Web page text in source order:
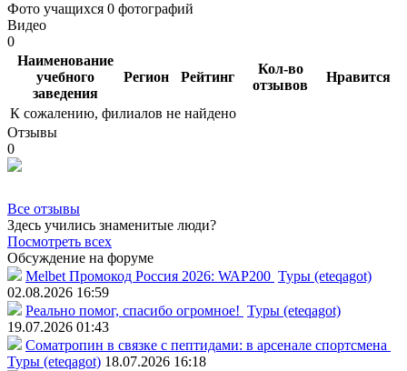
Фото учащихся 0 фотографий
Видео
0
Наименование
учебного
заведения
Регион Рейтинг
Кол-во
отзывов
Нравится
К сожалению, филиалов не найдено
Отзывы
0
Все отзывы
Здесь учились знаменитые люди?
Посмотреть всех
Обсуждение на форуме
Melbet Промокод Россия 2026: WAP200 Туры (eteqagot)
02.08.2026 16:59
Реально помог, спасибо огромное! Туры (eteqagot)
19.07.2026 01:43
Соматропин в связке с пептидами: в арсенале спортсмена
Туры (eteqagot) 18.07.2026 16:18